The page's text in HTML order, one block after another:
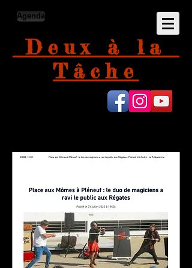
Agenda
Deux à la
Tâche